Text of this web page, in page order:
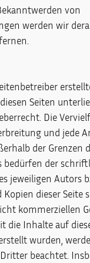
von
werden wir
Seiten
Die
und jede
der Grenzen
bedürfen der
jeweiligen Autors
Kopien dieser Seite
kommerziellen
die Inhalte auf
wurden,
beachtet.